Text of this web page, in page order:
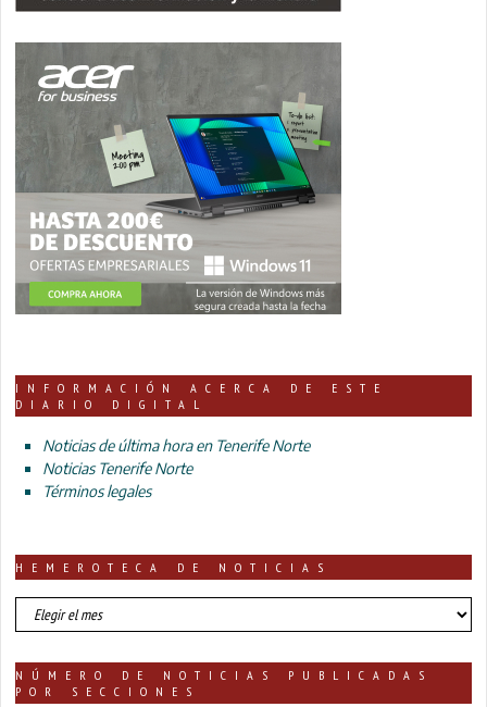
INFORMACIÓN ACERCA DE ESTE
DIARIO DIGITAL
Noticias de última hora en Tenerife Norte
Noticias Tenerife Norte
Términos legales
HEMEROTECA DE NOTICIAS
HEMEROTECA
DE
NÚMERO DE NOTICIAS PUBLICADAS
POR SECCIONES